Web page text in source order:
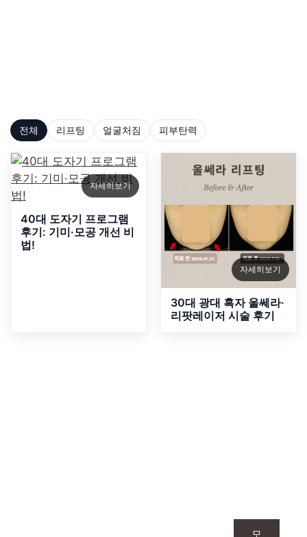
전체 리프팅 얼굴처짐 피부탄력
자세히보기
40대 도자기 프로그램
후기: 기미·모공 개선 비
법!
자세히보기
30대 광대 흑자 울쎄라·
리팟레이저 시술 후기
모